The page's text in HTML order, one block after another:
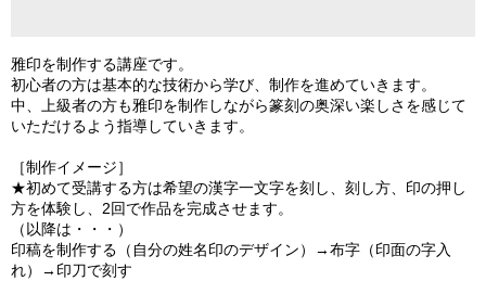
雅印を制作する講座です。
初心者の方は基本的な技術から学び、制作を進めていきます。
中、上級者の方も雅印を制作しながら篆刻の奥深い楽しさを感じて
いただけるよう指導していきます。
［制作イメージ］
★初めて受講する方は希望の漢字一文字を刻し、刻し方、印の押し
方を体験し、2回で作品を完成させます。
（以降は・・・）
印稿を制作する（自分の姓名印のデザイン）→布字（印面の字入
れ）→印刀で刻す